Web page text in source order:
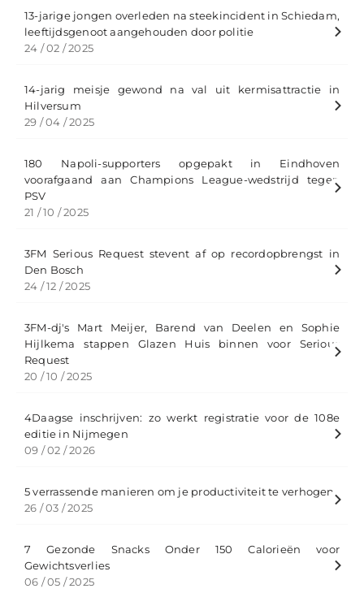
13-jarige jongen overleden na steekincident in Schiedam,
leeftijdsgenoot aangehouden door politie
24 / 02 / 2025
14-jarig meisje gewond na val uit kermisattractie in
Hilversum
29 / 04 / 2025
180 Napoli-supporters opgepakt in Eindhoven
voorafgaand aan Champions League-wedstrijd tegen
PSV
21 / 10 / 2025
3FM Serious Request stevent af op recordopbrengst in
Den Bosch
24 / 12 / 2025
3FM-dj's Mart Meijer, Barend van Deelen en Sophie
Hijlkema stappen Glazen Huis binnen voor Serious
Request
20 / 10 / 2025
4Daagse inschrijven: zo werkt registratie voor de 108e
editie in Nijmegen
09 / 02 / 2026
5 verrassende manieren om je productiviteit te verhogen
26 / 03 / 2025
7 Gezonde Snacks Onder 150 Calorieën voor
Gewichtsverlies
06 / 05 / 2025